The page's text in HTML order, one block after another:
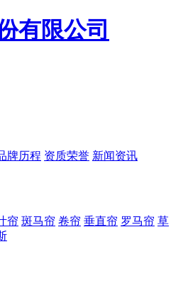
牌历程 资质荣誉 新闻资讯
帘 斑马帘 卷帘 垂直帘 罗马帘 草